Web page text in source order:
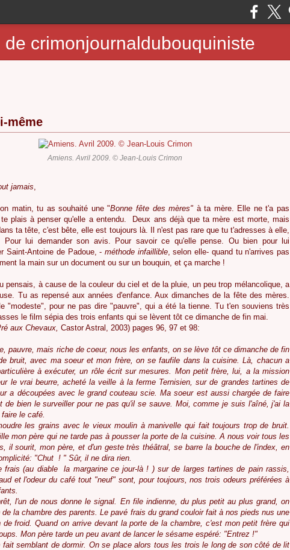
de crimonjournaldubouquiniste
même
Amiens. Avril 2009. © Jean-Louis Crimon
jamais,
matin, tu as souhaité une "Bonne fête des mères" à ta mère. Elle ne t'a pas
plais à penser qu'elle a entendu. Deux ans déjà que ta mère est morte, mais
ta tête, c'est bête, elle est toujours là. Il n'est pas rare que tu t'adresses à elle,
Pour lui demander son avis. Pour savoir ce qu'elle pense. Ou bien pour lui
Saint-Antoine de Padoue, - méthode infaillible, selon elle- quand tu n'arrives pas
la main sur un document ou sur un bouquin, et ça marche !
pensais, à cause de la couleur du ciel et de la pluie, un peu trop mélancolique, a
Tu as repensé aux années d'enfance. Aux dimanches de la fête des mères.
"modeste", pour ne pas dire "pauvre", qui a été la tienne. Tu t'en souviens très
le film sépia des trois enfants qui se lèvent tôt ce dimanche de fin mai.
aux Chevaux, Castor Astral, 2003) pages 96, 97 et 98:
pauvre, mais riche de coeur, nous les enfants, on se lève tôt ce dimanche de fin
bruit, avec ma soeur et mon frère, on se faufile dans la cuisine. Là, chacun a
à exécuter, un rôle écrit sur mesures. Mon petit frère, lui, a la mission
le vrai beurre, acheté la veille à la ferme Ternisien, sur de grandes tartines de
a découpées avec le grand couteau scie. Ma soeur est aussi chargée de faire
de bien le surveiller pour ne pas qu'il se sauve. Moi, comme je suis l'aîné, j'ai la
le café.
les grains avec le vieux moulin à manivelle qui fait toujours trop de bruit.
mon père qui ne tarde pas à pousser la porte de la cuisine. A nous voir tous les
il sourit, mon père, et d'un geste très théâtral, se barre la bouche de l'index, en
"Chut ! " Sûr, il ne dira rien.
frais (au diable la margarine ce jour-là ! ) sur de larges tartines de pain rassis,
et l'odeur du café tout "neuf" sont, pour toujours, nos trois odeurs préférées à
l'un de nous donne le signal. En file indienne, du plus petit au plus grand, on
de la chambre des parents. Le pavé frais du grand couloir fait à nos pieds nus une
de froid. Quand on arrive devant la porte de la chambre, c'est mon petit frère qui
Mon père tarde un peu avant de lancer le sésame espéré: "Entrez !"
fait semblant de dormir. On se place alors tous les trois le long de son côté de lit